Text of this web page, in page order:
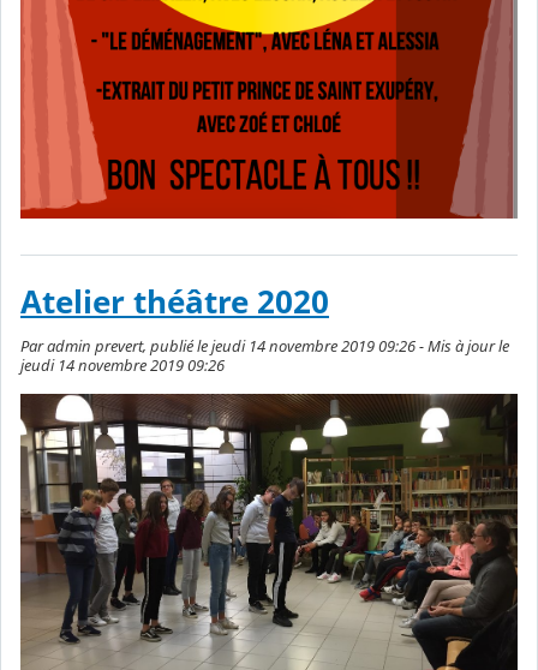
Atelier théâtre 2020
Par admin prevert, publié le jeudi 14 novembre 2019 09:26 - Mis à jour le
jeudi 14 novembre 2019 09:26